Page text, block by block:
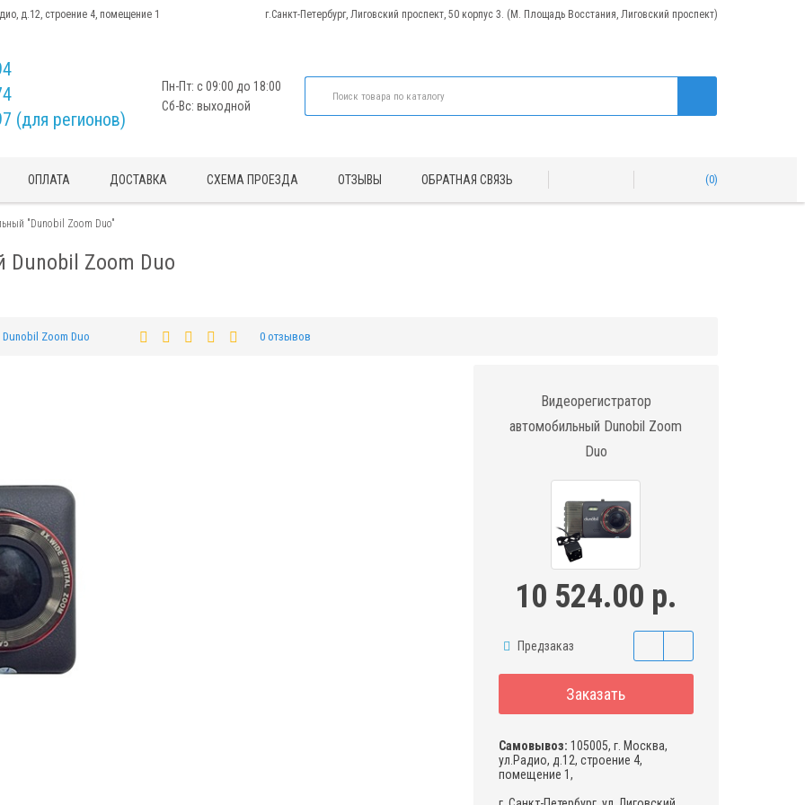
д.12, строение 4, помещение 1 г.Санкт-Петербург, Лиговский проспект, 50 корпус 3. (М. Площадь Восстания, Лиговский проспект)
(для регионов)
Пн-Пт: с 09:00 до 18:00
Сб-Вс: выходной
ОПЛАТА ДОСТАВКА СХЕМА ПРОЕЗДА ОТЗЫВЫ ОБРАТНАЯ СВЯЗЬ 0
"Dunobil Zoom Duo"
Dunobil Zoom Duo
Dunobil Zoom Duo 0 отзывов
Видеорегистратор
автомобильный Dunobil Zoom
Duo
10 524.00 р.
Предзаказ
Заказать
Самовывоз: 105005, г. Москва,
ул.Радио, д.12, строение 4,
помещение 1,